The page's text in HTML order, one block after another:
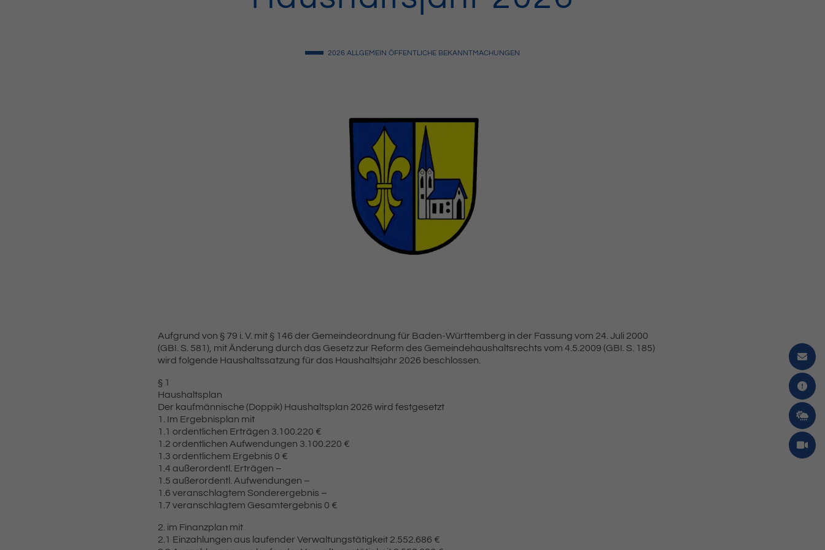
2026 ALLGEMEIN ÖFFENTLICHE BEKANNTMACHUNGEN
Aufgrund von § 79 i. V. mit § 146 der Gemeindeordnung für Baden-Württemberg in der Fassung vom 24. Juli 2000
(GBI. S. 581), mit Änderung durch das Gesetz zur Reform des Gemeindehaushaltsrechts vom 4.5.2009 (GBI. S. 185)
wird folgende Haushaltssatzung für das Haushaltsjahr 2026 beschlossen.
§ 1
Haushaltsplan
Der kaufmännische (Doppik) Haushaltsplan 2026 wird festgesetzt
1. Im Ergebnisplan mit
1.1 ordentlichen Erträgen 3.100.220 €
1.2 ordentlichen Aufwendungen 3.100.220 €
1.3 ordentlichem Ergebnis 0 €
1.4 außerordentl. Erträgen –
1.5 außerordentl. Aufwendungen –
1.6 veranschlagtem Sonderergebnis –
1.7 veranschlagtem Gesamtergebnis 0 €
2. im Finanzplan mit
2.1 Einzahlungen aus laufender Verwaltungstätigkeit 2.552.686 €